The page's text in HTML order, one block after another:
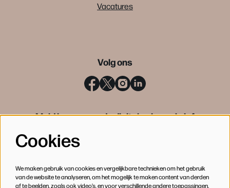
Vacatures
Volg ons
Meld je aan voor de digitale nieuwsbrief
Cookies
We maken gebruik van cookies en vergelijkbare technieken om het gebruik
van de website te analyseren, om het mogelijk te maken content van derden
af te beelden, zoals ook video’s, en voor verschillende andere toepassingen.